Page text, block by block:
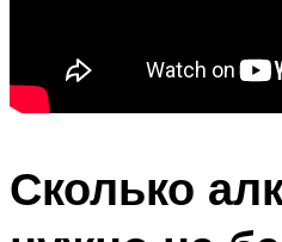
Сколько